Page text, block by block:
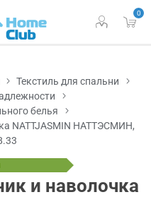
0
Текстиль для спальни
белья
NATTJASMIN НАТТЭСМИН,
и наволочка